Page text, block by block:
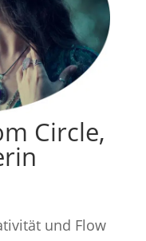
Circle,
und Flow